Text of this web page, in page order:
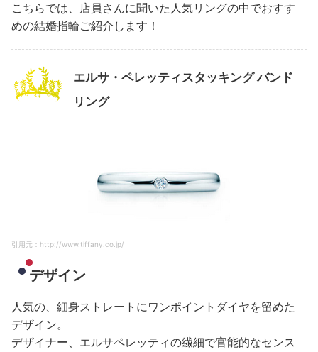
こちらでは、店員さんに聞いた人気リングの中でおすす
めの結婚指輪ご紹介します！
エルサ・ペレッティスタッキング バンド
リング
引用元：http://www.tiffany.co.jp/
デザイン
人気の、細身ストレートにワンポイントダイヤを留めた
デザイン。
デザイナー、エルサペレッティの繊細で官能的なセンス